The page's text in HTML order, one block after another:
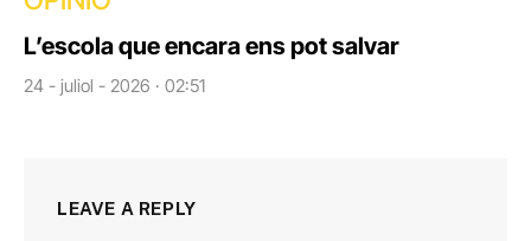
L’escola que encara ens pot salvar
24 - juliol - 2026 · 02:51
LEAVE A REPLY